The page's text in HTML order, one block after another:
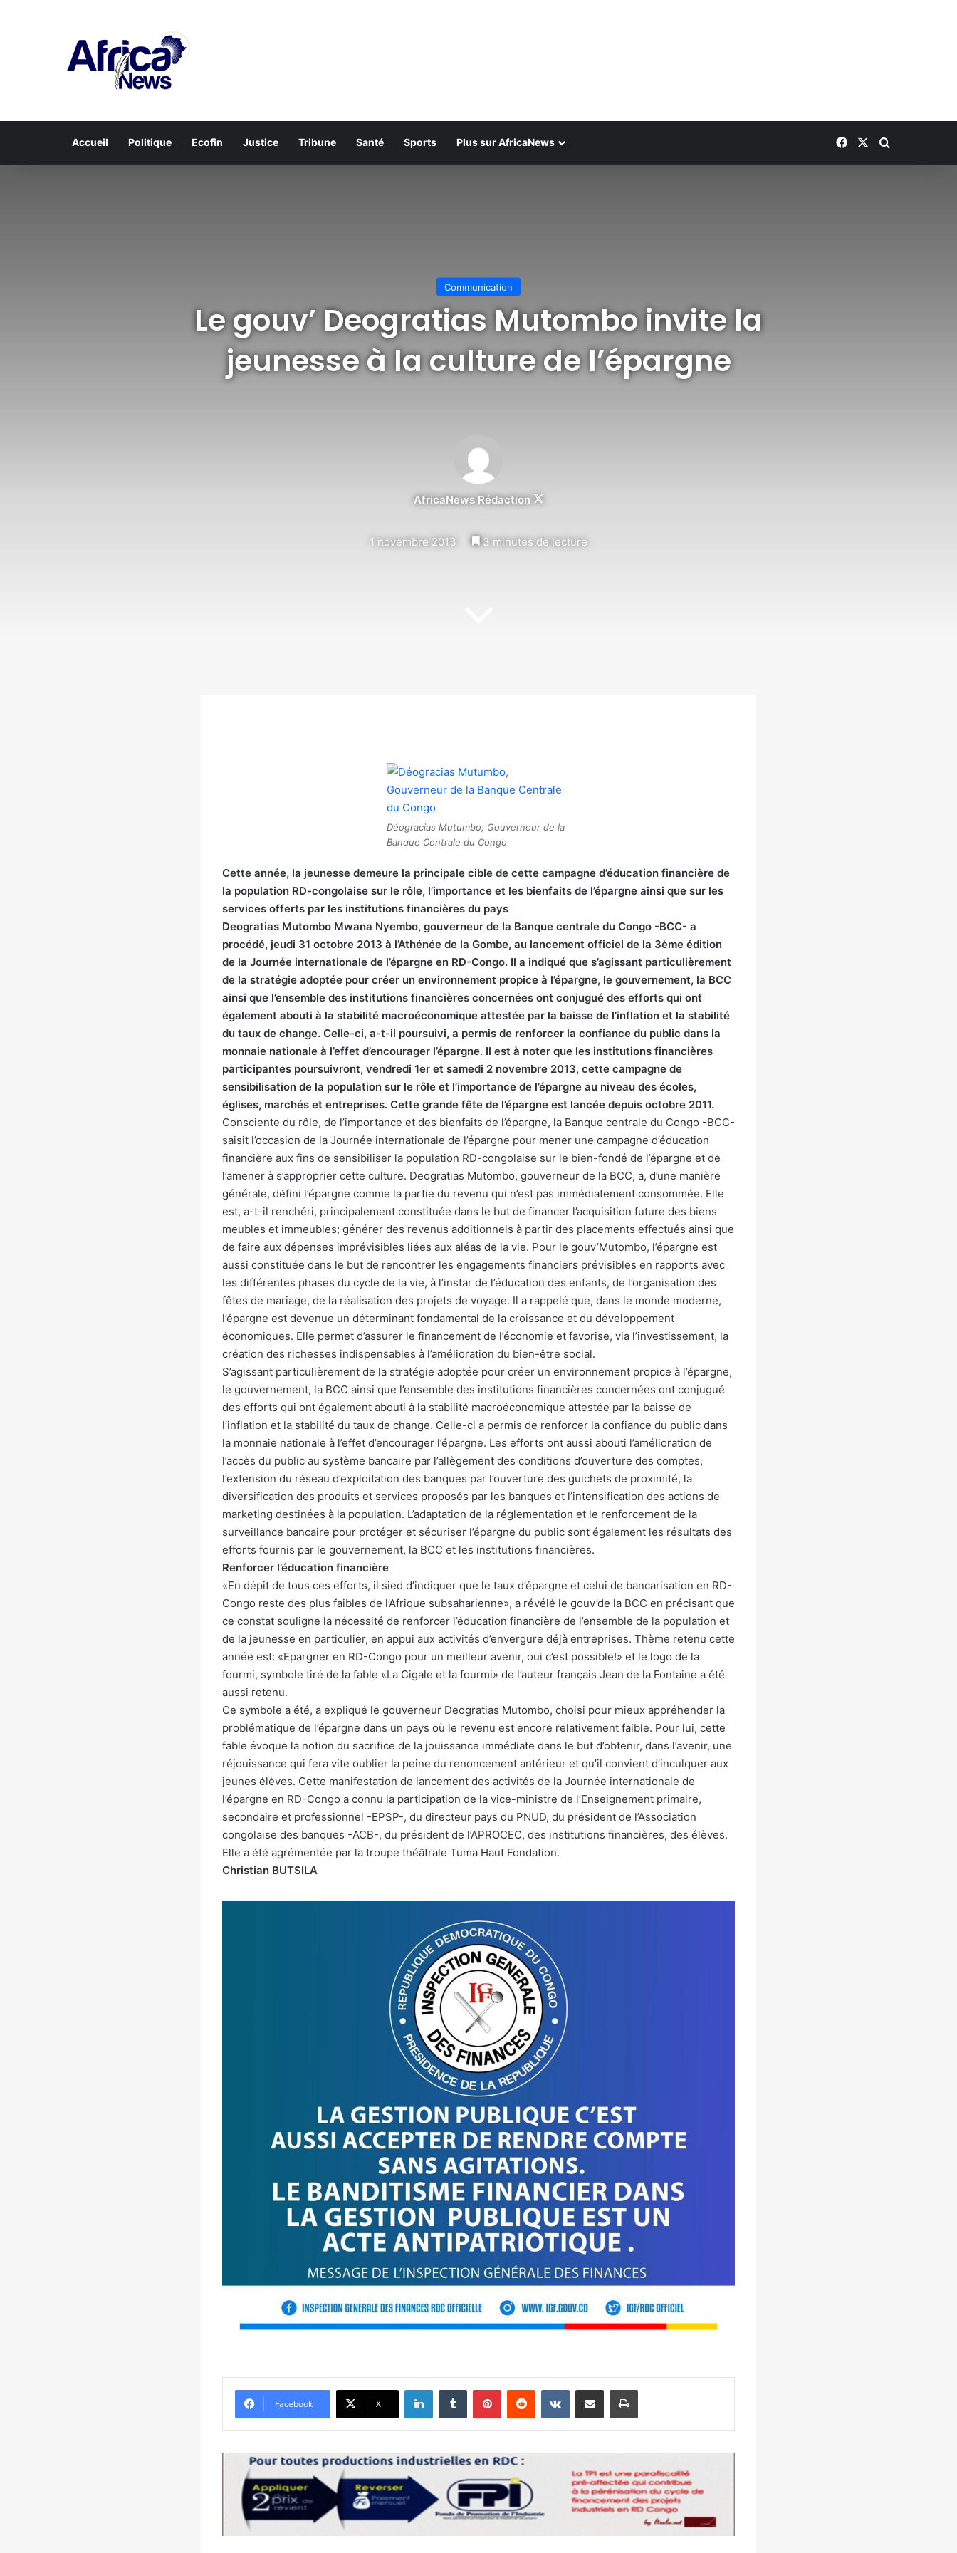
Accueil Politique Ecofin Justice Tribune Santé Sports Plus sur AfricaNews Facebook
Communication
Le gouv’ Deogratias Mutombo invite la
jeunesse à la culture de l’épargne
AfricaNews Rédaction
1 novembre 2013 3 minutes de lecture
Déogracias Mutumbo, Gouverneur de la
Banque Centrale du Congo
Cette année, la jeunesse demeure la principale cible de cette campagne d’éducation financière de
la population RD-congolaise sur le rôle, l’importance et les bienfaits de l’épargne ainsi que sur les
services offerts par les institutions financières du pays
Deogratias Mutombo Mwana Nyembo, gouverneur de la Banque centrale du Congo -BCC- a
procédé, jeudi 31 octobre 2013 à l’Athénée de la Gombe, au lancement officiel de la 3ème édition
de la Journée internationale de l’épargne en RD-Congo. Il a indiqué que s’agissant particulièrement
de la stratégie adoptée pour créer un environnement propice à l’épargne, le gouvernement, la BCC
ainsi que l’ensemble des institutions financières concernées ont conjugué des efforts qui ont
également abouti à la stabilité macroéconomique attestée par la baisse de l’inflation et la stabilité
du taux de change. Celle-ci, a-t-il poursuivi, a permis de renforcer la confiance du public dans la
monnaie nationale à l’effet d’encourager l’épargne. Il est à noter que les institutions financières
participantes poursuivront, vendredi 1er et samedi 2 novembre 2013, cette campagne de
sensibilisation de la population sur le rôle et l’importance de l’épargne au niveau des écoles,
églises, marchés et entreprises. Cette grande fête de l’épargne est lancée depuis octobre 2011.
Consciente du rôle, de l’importance et des bienfaits de l’épargne, la Banque centrale du Congo -BCC-
saisit l’occasion de la Journée internationale de l’épargne pour mener une campagne d’éducation
financière aux fins de sensibiliser la population RD-congolaise sur le bien-fondé de l’épargne et de
l’amener à s’approprier cette culture. Deogratias Mutombo, gouverneur de la BCC, a, d’une manière
générale, défini l’épargne comme la partie du revenu qui n’est pas immédiatement consommée. Elle
est, a-t-il renchéri, principalement constituée dans le but de financer l’acquisition future des biens
meubles et immeubles; générer des revenus additionnels à partir des placements effectués ainsi que
de faire aux dépenses imprévisibles liées aux aléas de la vie. Pour le gouv’Mutombo, l’épargne est
aussi constituée dans le but de rencontrer les engagements financiers prévisibles en rapports avec
les différentes phases du cycle de la vie, à l’instar de l’éducation des enfants, de l’organisation des
fêtes de mariage, de la réalisation des projets de voyage. Il a rappelé que, dans le monde moderne,
l’épargne est devenue un déterminant fondamental de la croissance et du développement
économiques. Elle permet d’assurer le financement de l’économie et favorise, via l’investissement, la
création des richesses indispensables à l’amélioration du bien-être social.
S’agissant particulièrement de la stratégie adoptée pour créer un environnement propice à l’épargne,
le gouvernement, la BCC ainsi que l’ensemble des institutions financières concernées ont conjugué
des efforts qui ont également abouti à la stabilité macroéconomique attestée par la baisse de
l’inflation et la stabilité du taux de change. Celle-ci a permis de renforcer la confiance du public dans
la monnaie nationale à l’effet d’encourager l’épargne. Les efforts ont aussi abouti l’amélioration de
l’accès du public au système bancaire par l’allègement des conditions d’ouverture des comptes,
l’extension du réseau d’exploitation des banques par l’ouverture des guichets de proximité, la
diversification des produits et services proposés par les banques et l’intensification des actions de
marketing destinées à la population. L’adaptation de la réglementation et le renforcement de la
surveillance bancaire pour protéger et sécuriser l’épargne du public sont également les résultats des
efforts fournis par le gouvernement, la BCC et les institutions financières.
Renforcer l’éducation financière
«En dépit de tous ces efforts, il sied d’indiquer que le taux d’épargne et celui de bancarisation en RD-
Congo reste des plus faibles de l’Afrique subsaharienne», a révélé le gouv’de la BCC en précisant que
ce constat souligne la nécessité de renforcer l’éducation financière de l’ensemble de la population et
de la jeunesse en particulier, en appui aux activités d’envergure déjà entreprises. Thème retenu cette
année est: «Epargner en RD-Congo pour un meilleur avenir, oui c’est possible!» et le logo de la
fourmi, symbole tiré de la fable «La Cigale et la fourmi» de l’auteur français Jean de la Fontaine a été
aussi retenu.
Ce symbole a été, a expliqué le gouverneur Deogratias Mutombo, choisi pour mieux appréhender la
problématique de l’épargne dans un pays où le revenu est encore relativement faible. Pour lui, cette
fable évoque la notion du sacrifice de la jouissance immédiate dans le but d’obtenir, dans l’avenir, une
réjouissance qui fera vite oublier la peine du renoncement antérieur et qu’il convient d’inculquer aux
jeunes élèves. Cette manifestation de lancement des activités de la Journée internationale de
l’épargne en RD-Congo a connu la participation de la vice-ministre de l’Enseignement primaire,
secondaire et professionnel -EPSP-, du directeur pays du PNUD, du président de l’Association
congolaise des banques -ACB-, du président de l’APROCEC, des institutions financières, des élèves.
Elle a été agrémentée par la troupe théâtrale Tuma Haut Fondation.
Christian BUTSILA
Facebook X